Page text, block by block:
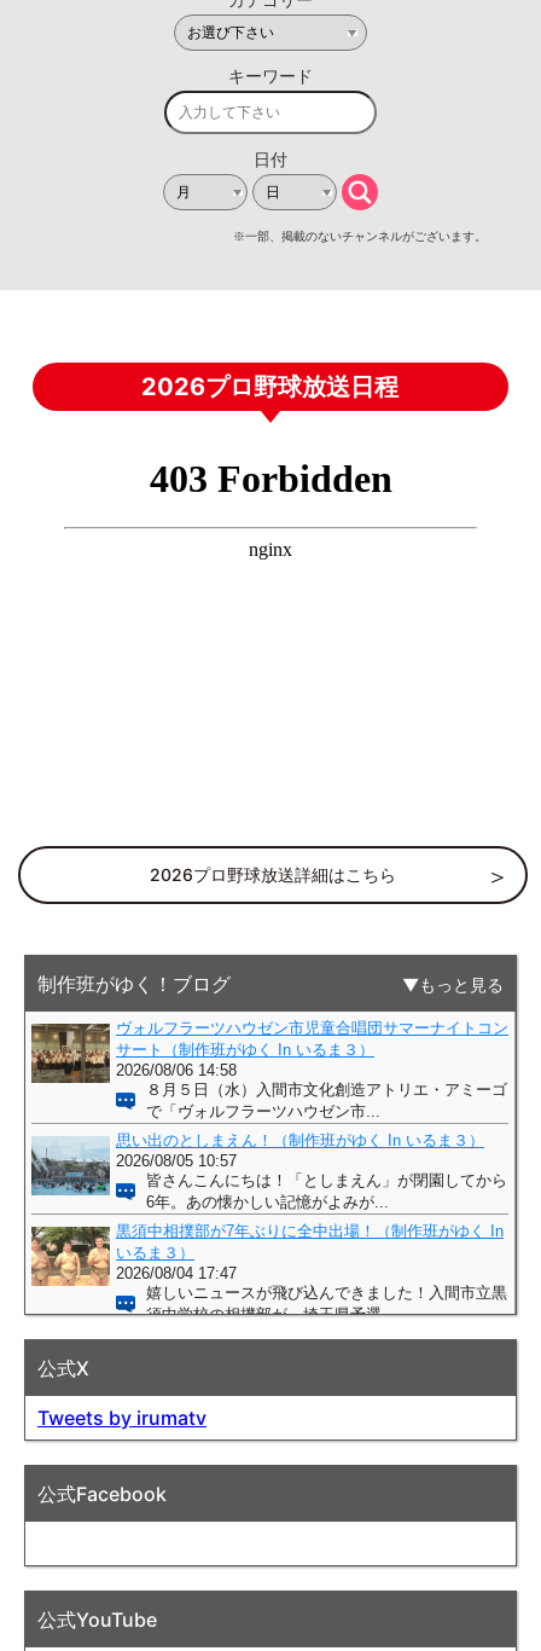
2026プロ野球放送日程
2026プロ野球放送詳細はこちら
制作班がゆく！ブログ もっと見る
公式X
Tweets by irumatv
公式Facebook
公式YouTube